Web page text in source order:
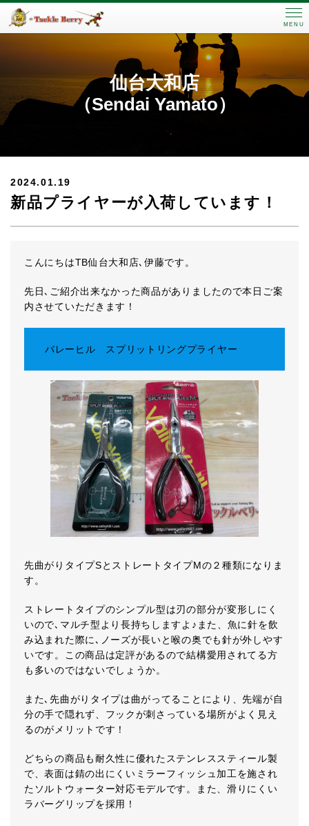
MENU
仙台大和店
（Sendai Yamato）
2024.01.19
新品プライヤーが入荷しています！
こんにちはTB仙台大和店､伊藤です。
先日､ご紹介出来なかった商品がありましたので本日ご案
内させていただきます！
バレーヒル スプリットリングプライヤー
先曲がりタイプSとストレートタイプMの２種類になりま
す。
ストレートタイプのシンプル型は刃の部分が変形しにく
いので､マルチ型より長持ちしますよ♪また、魚に針を飲
み込まれた際に､ノーズが長いと喉の奥でも針が外しやす
いです。この商品は定評があるので結構愛用されてる方
も多いのではないでしょうか。
また､先曲がりタイプは曲がってることにより、先端が自
分の手で隠れず、フックが刺さっている場所がよく見え
るのがメリットです！
どちらの商品も耐久性に優れたステンレススティール製
で、表面は錆の出にくいミラーフィッシュ加工を施され
たソルトウォーター対応モデルです。また、滑りにくい
ラバーグリップを採用！